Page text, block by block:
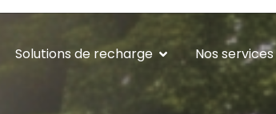
Solutions de recharge Nos services